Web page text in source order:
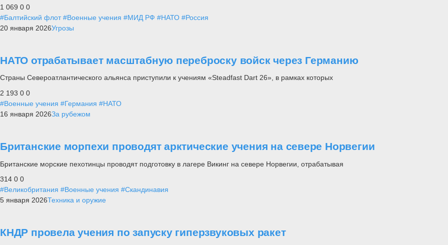
1 069 0 0
#Балтийский флот #Военные учения #МИД РФ #НАТО #Россия
20 января 2026Угрозы
НАТО отрабатывает масштабную переброску войск через Германию
Страны Североатлантического альянса приступили к учениям «Steadfast Dart 26», в рамках которых
2 193 0 0
#Военные учения #Германия #НАТО
16 января 2026За рубежом
Британские морпехи проводят арктические учения на севере Норвегии
Британские морские пехотинцы проводят подготовку в лагере Викинг на севере Норвегии, отрабатывая
314 0 0
#Великобритания #Военные учения #Скандинавия
5 января 2026Техника и оружие
КНДР провела учения по запуску гиперзвуковых ракет